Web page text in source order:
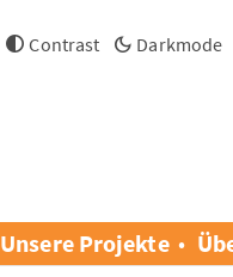
Contrast Darkmode
Unsere Projekte